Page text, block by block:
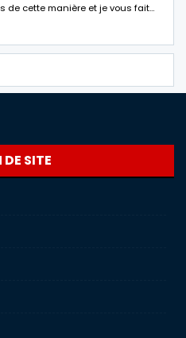
de cette manière et je vous fait…
DE SITE